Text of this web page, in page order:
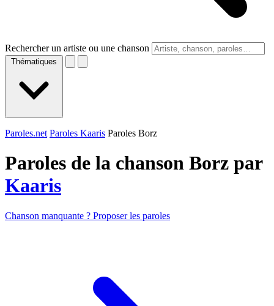
Rechercher un artiste ou une chanson
Thématiques
Paroles.net Paroles Kaaris Paroles Borz
Paroles de la chanson Borz par
Kaaris
Chanson manquante ? Proposer les paroles